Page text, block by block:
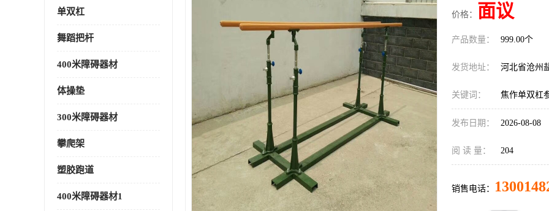
单双杠
舞蹈把杆
400米障碍器材
体操垫
300米障碍器材
攀爬架
塑胶跑道
400米障碍器材1
价格： 面议
产品数量： 999.00个
发货地址： 河北省沧州
关键词： 焦作单双杠
发布日期： 2026-08-08
阅 读 量： 204
销售电话：